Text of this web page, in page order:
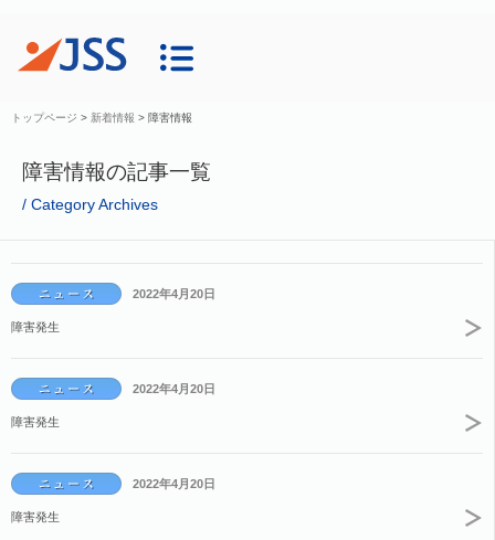
トップページ > 新着情報 > 障害情報
障害情報の記事一覧
Category Archives
2022年4月20日
障害発生
2022年4月20日
障害発生
2022年4月20日
障害発生